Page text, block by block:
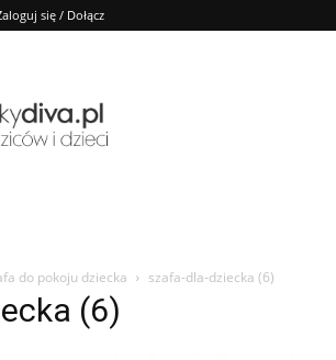
się / Dołącz
do pokoju dziecka szafa-dla-dziecka (6)
(6)